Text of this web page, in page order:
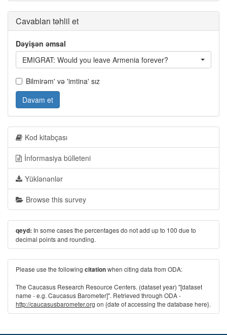
Cavabları təhlil et
Dəyişən əmsal
EMIGRAT: Would you leave Armenia forever?
Bilmirəm' və 'imtina' sız
Davam et
Kod kitabçası
İnformasiya bülleteni
Yüklənənlər
Browse this survey
qeyd: In some cases the percentages do not add up to 100 due to
decimal points and rounding.
Please use the following citationwhen citing data from ODA:
The Caucasus Research Resource Centers. (dataset year) "[dataset
name - e.g. Caucasus Barometer]". Retrieved through ODA -
http://caucasusbarometer.org on {date of accessing the database here}.